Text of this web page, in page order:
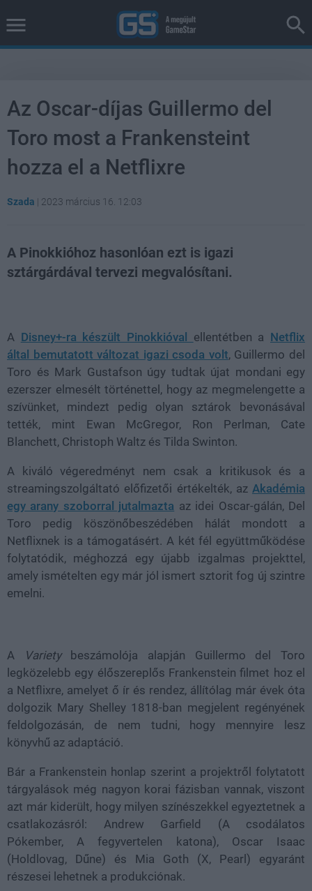
Az Oscar-díjas Guillermo del
Toro most a Frankensteint
hozza el a Netflixre
Szada | 2023 március 16. 12:03
A Pinokkióhoz hasonlóan ezt is igazi
sztárgárdával tervezi megvalósítani.
A Disney+-ra készült Pinokkióval ellentétben a Netflix
által bemutatott változat igazi csoda volt, Guillermo del
Toro és Mark Gustafson úgy tudtak újat mondani egy
ezerszer elmesélt történettel, hogy az megmelengette a
szívünket, mindezt pedig olyan sztárok bevonásával
tették, mint Ewan McGregor, Ron Perlman, Cate
Blanchett, Christoph Waltz és Tilda Swinton.
A kiváló végeredményt nem csak a kritikusok és a
streamingszolgáltató előfizetői értékelték, az Akadémia
egy arany szoborral jutalmazta az idei Oscar-gálán, Del
Toro pedig köszönőbeszédében hálát mondott a
Netflixnek is a támogatásért. A két fél együttműködése
folytatódik, méghozzá egy újabb izgalmas projekttel,
amely ismételten egy már jól ismert sztorit fog új szintre
emelni.
A Varietybeszámolója alapján Guillermo del Toro
legközelebb egy élőszereplős Frankenstein filmet hoz el
a Netflixre, amelyet ő ír és rendez, állítólag már évek óta
dolgozik Mary Shelley 1818-ban megjelent regényének
feldolgozásán, de nem tudni, hogy mennyire lesz
könyvhű az adaptáció.
Bár a Frankenstein honlap szerint a projektről folytatott
tárgyalások még nagyon korai fázisban vannak, viszont
azt már kiderült, hogy milyen színészekkel egyeztetnek a
csatlakozásról: Andrew Garfield (A csodálatos
Pókember, A fegyvertelen katona), Oscar Isaac
(Holdlovag, Dűne) és Mia Goth (X, Pearl) egyaránt
részesei lehetnek a produkciónak.